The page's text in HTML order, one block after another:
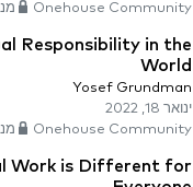
Onehouse Community מנוי
Responsibility in the
World
Yosef Grundman
ינואר 18, 2022
Onehouse Community מנוי
Work is Different for